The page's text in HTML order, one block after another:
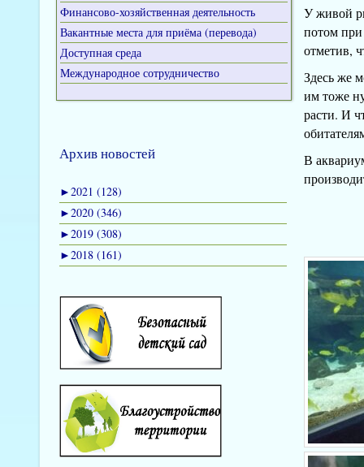
Финансово-хозяйственная деятельность
Вакантные места для приёма (перевода)
Доступная среда
Международное сотрудничество
Архив новостей
►2021 (128)
►2020 (346)
►2019 (308)
►2018 (161)
У живой
потом при
отметив,
Здесь же
им тоже
расти. И
В